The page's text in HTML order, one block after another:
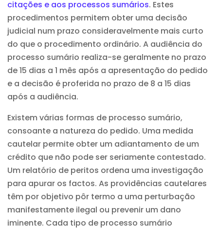
citações e aos processos sumários. Estes
procedimentos permitem obter uma decisão
judicial num prazo consideravelmente mais curto
do que o procedimento ordinário. A audiência do
processo sumário realiza-se geralmente no prazo
de 15 dias a 1 mês após a apresentação do pedido
e a decisão é proferida no prazo de 8 a 15 dias
após a audiência.
Existem várias formas de processo sumário,
consoante a natureza do pedido. Uma medida
cautelar permite obter um adiantamento de um
crédito que não pode ser seriamente contestado.
Um relatório de peritos ordena uma investigação
para apurar os factos. As providências cautelares
têm por objetivo pôr termo a uma perturbação
manifestamente ilegal ou prevenir um dano
iminente. Cada tipo de processo sumário